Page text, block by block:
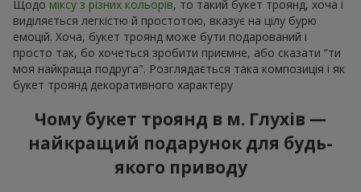
Щодо міксу з різних кольорів, то такий букет троянд, хоча і
виділяється легкістю й простотою, вказує на цілу бурю
емоцій. Хоча, букет троянд може бути подарований і
просто так, бо хочеться зробити приємне, або сказати “ти
моя найкраща подруга". Розглядається така композиція і як
букет троянд декоративного характеру
Чому букет троянд в м. Глухів —
найкращий подарунок для будь-
якого приводу